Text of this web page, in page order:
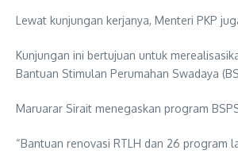
Lewat kunjungan kerjanya, Menteri PKP
Kunjungan ini bertujuan untuk
Bantuan Stimulan Perumahan Swadaya
Maruarar Sirait menegaskan program
“Bantuan renovasi RTLH dan 26 program